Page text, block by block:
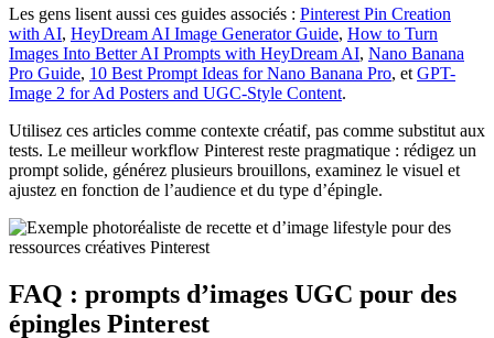
Les gens lisent aussi ces guides associés : Pinterest Pin Creation
with AI, HeyDream AI Image Generator Guide, How to Turn
Images Into Better AI Prompts with HeyDream AI, Nano Banana
Pro Guide, 10 Best Prompt Ideas for Nano Banana Pro, et GPT-
Image 2 for Ad Posters and UGC-Style Content.
Utilisez ces articles comme contexte créatif, pas comme substitut aux
tests. Le meilleur workflow Pinterest reste pragmatique : rédigez un
prompt solide, générez plusieurs brouillons, examinez le visuel et
ajustez en fonction de l’audience et du type d’épingle.
FAQ : prompts d’images UGC pour des
épingles Pinterest